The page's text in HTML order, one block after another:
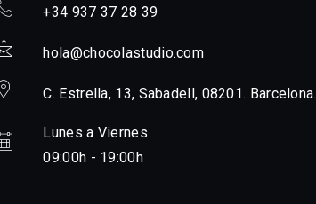
+34 937 37 28 39
hola@chocolastudio.com
C. Estrella, 13, Sabadell, 08201. Barcelona.
Lunes a Viernes
09:00h - 19:00h